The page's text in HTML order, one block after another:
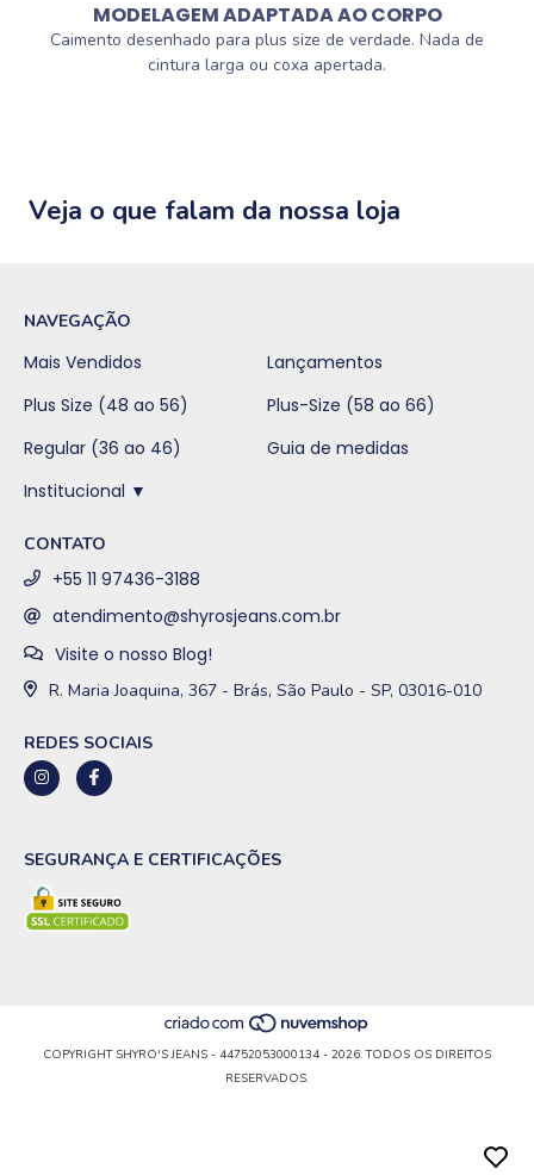
MODELAGEM ADAPTADA AO CORPO
Caimento desenhado para plus size de verdade. Nada de
cintura larga ou coxa apertada.
Veja o que falam da nossa loja
NAVEGAÇÃO
Mais Vendidos
Lançamentos
Plus Size (48 ao 56)
Plus-Size (58 ao 66)
Regular (36 ao 46)
Guia de medidas
Institucional ▼
CONTATO
+55 11 97436-3188
atendimento@shyrosjeans.com.br
Visite o nosso Blog!
R. Maria Joaquina, 367 - Brás, São Paulo - SP, 03016-010
REDES SOCIAIS
SEGURANÇA E CERTIFICAÇÕES
COPYRIGHT SHYRO'S JEANS - 44752053000134 - 2026. TODOS OS DIREITOS
RESERVADOS.